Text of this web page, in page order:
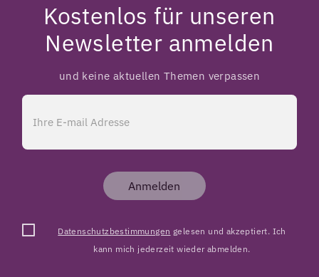
Kostenlos für unseren
Newsletter anmelden
und keine aktuellen Themen verpassen
Anmelden
Datenschutzbestimmungen gelesen und akzeptiert. Ich
kann mich jederzeit wieder abmelden.